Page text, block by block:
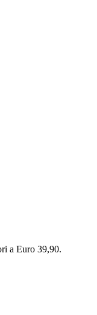
a Euro 39,90.